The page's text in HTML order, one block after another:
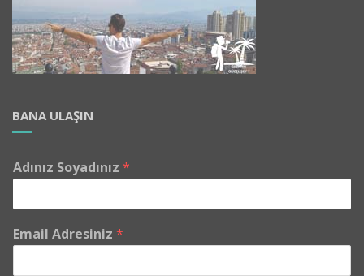
BANA ULAŞIN
Adınız Soyadınız *
Email Adresiniz *